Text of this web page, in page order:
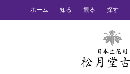
ホーム 知る 観る 探す